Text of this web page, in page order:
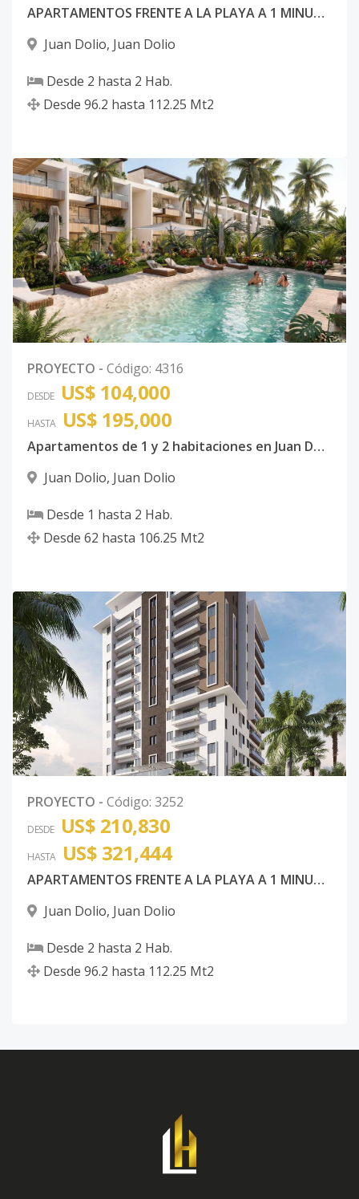
APARTAMENTOS FRENTE A LA PLAYA A 1 MINUTO WALKING DISTANCE
Juan Dolio, Juan Dolio
Desde 2 hasta 2 Hab.
Desde 96.2 hasta 112.25 Mt2
PROYECTO - Código: 4316
DESDE US$ 104,000
HASTA US$ 195,000
Apartamentos de 1 y 2 habitaciones en Juan Dolio
Juan Dolio, Juan Dolio
Desde 1 hasta 2 Hab.
Desde 62 hasta 106.25 Mt2
PROYECTO - Código: 3252
DESDE US$ 210,830
HASTA US$ 321,444
APARTAMENTOS FRENTE A LA PLAYA A 1 MINUTO WALKING DISTANCE
Juan Dolio, Juan Dolio
Desde 2 hasta 2 Hab.
Desde 96.2 hasta 112.25 Mt2